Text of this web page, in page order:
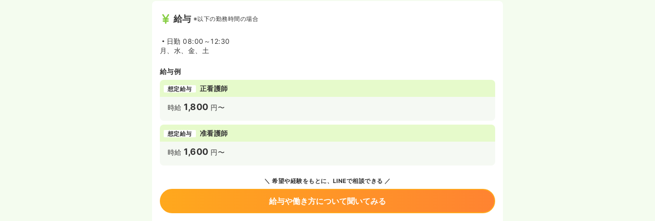
給与 ※以下の勤務時間の場合
日勤 08:00～12:30
月、水、金、土
給与例
想定給与 正看護師
時給 1,800 円〜
想定給与 准看護師
時給 1,600 円〜
希望や経験をもとに、LINEで相談できる
給与や働き方について聞いてみる